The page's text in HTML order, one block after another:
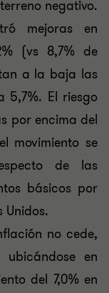
negativo.
mejoras en
(vs 8,7% de
a la baja las
5,7%. El riesgo
por encima del
movimiento se
de las
básicos por
Unidos.
no cede,
ubicándose en
del 7,0% en